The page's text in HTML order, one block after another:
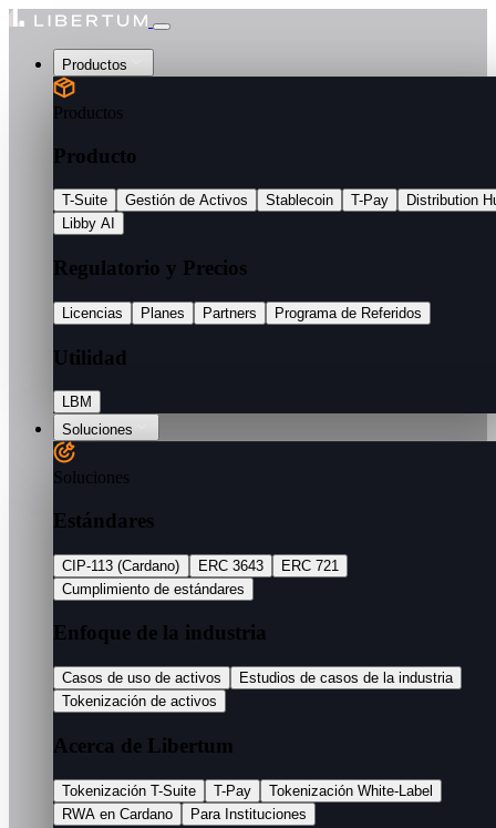
Productos
Productos
Producto
T-Suite Gestión de Activos Stablecoin T-Pay
Distribution
Libby AI
Regulatorio y Precios
Licencias Planes Partners Programa de Referidos
Utilidad
LBM
Soluciones
Soluciones
Estándares
CIP-113 (Cardano) ERC 3643
ERC 721
Cumplimiento de estándares
Enfoque de la industria
Casos de uso de activos
Estudios de casos de la industria
Tokenización de activos
Acerca de Libertum
Tokenización T-Suite T-Pay
Tokenización White-Label
RWA en Cardano
Para Instituciones